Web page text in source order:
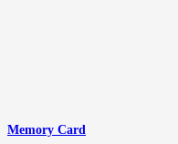
Memory Card